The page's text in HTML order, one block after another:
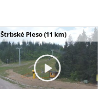
Štrbské Pleso (11 km)